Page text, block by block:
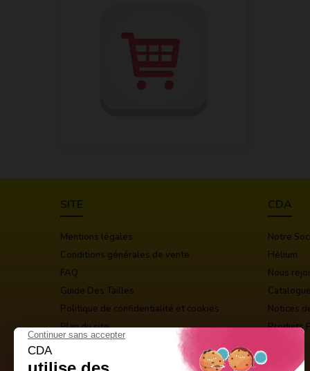
SITE
Mentions légales
Conditions générales de vente
FAQ
Guide Des Tailles
Politique de confidentialité et cookies
Plan du site
Kits de décoration
CDA
Notre
Hélium
Nous
Notices
Produits